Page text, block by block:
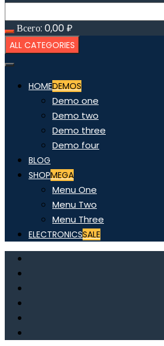
Всего: 0,00₽
ALL CATEGORIES
HOMEDEMOS
Demo one
Demo two
Demo three
Demo four
BLOG
SHOPMEGA
Menu One
Menu Two
Menu Three
ELECTRONICSSALE